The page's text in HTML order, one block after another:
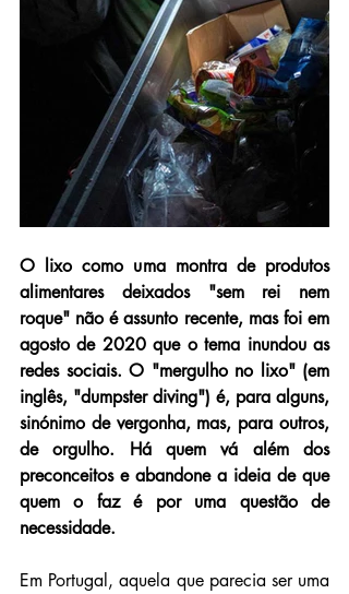
O lixo como uma montra de produtos
alimentares deixados "sem rei nem
roque" não é assunto recente, mas foi em
agosto de 2020 que o tema inundou as
redes sociais. O "mergulho no lixo" (em
inglês, "dumpster diving") é, para alguns,
sinónimo de vergonha, mas, para outros,
de orgulho. Há quem vá além dos
preconceitos e abandone a ideia de que
quem o faz é por uma questão de
necessidade.
Em Portugal, aquela que parecia ser uma